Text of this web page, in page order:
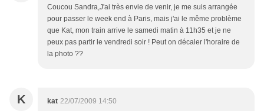
Coucou Sandra,J'ai très envie de venir, je me suis arrangée
pour passer le week end à Paris, mais j'ai le même problème
que Kat, mon train arrive le samedi matin à 11h35 et je ne
peux pas partir le vendredi soir ! Peut on décaler l'horaire de
la photo ??
K kat 22/07/2009 14:50